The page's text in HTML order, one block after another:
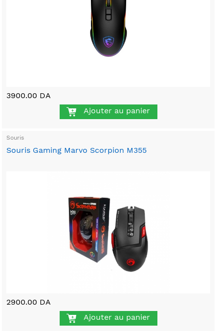
3900.00 DA
Ajouter au panier
Souris
Souris Gaming Marvo Scorpion M355
2900.00 DA
Ajouter au panier